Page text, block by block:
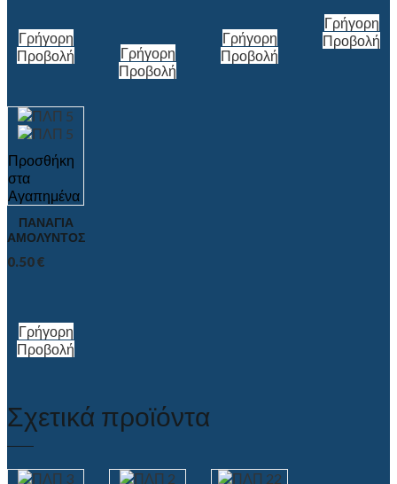
Γρήγορη
Προβολή
Γρήγορη
Προβολή
Γρήγορη
Προβολή
Γρήγορη
Προβολή
Προσθήκη
στα
Αγαπημένα
ΠΑΝΑΓΙΑ
ΑΜΟΛΥΝΤΟΣ
0.50€
Γρήγορη
Προβολή
Σχετικά προϊόντα